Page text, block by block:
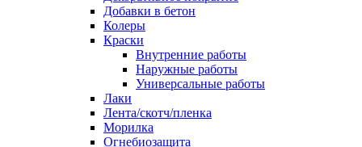
Добавки в бетон
Колеры
Краски
Внутренние работы
Наружные работы
Универсальные работы
Лаки
Лента/скотч/пленка
Морилка
Огнебиозащита